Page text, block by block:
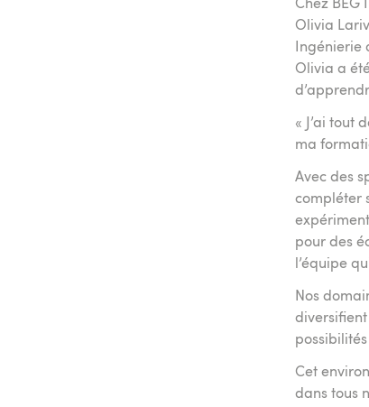
Chez BEG
Olivia
Ingénierie
Olivia a
« J’ai tout
ma
Avec des
compléter
pour des
l’équipe
Nos
diversifient
possibilités
Cet
dans tous